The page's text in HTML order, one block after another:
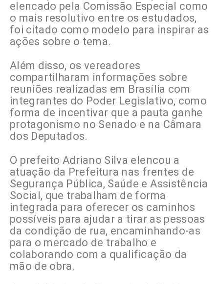
elencado pela Comissão Especial como
o mais resolutivo entre os estudados,
foi citado como modelo para inspirar as
ações sobre o tema.
Além disso, os vereadores
compartilharam informações sobre
reuniões realizadas em Brasília com
integrantes do Poder Legislativo, como
forma de incentivar que a pauta ganhe
protagonismo no Senado e na Câmara
dos Deputados.
O prefeito Adriano Silva elencou a
atuação da Prefeitura nas frentes de
Segurança Pública, Saúde e Assistência
Social, que trabalham de forma
integrada para oferecer os caminhos
possíveis para ajudar a tirar as pessoas
da condição de rua, encaminhando-as
para o mercado de trabalho e
colaborando com a qualificação da
mão de obra.